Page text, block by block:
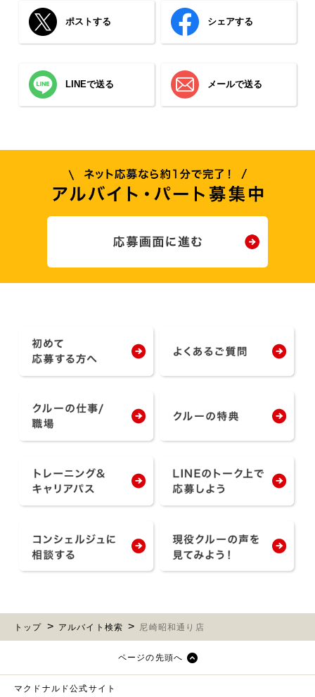
ポストする シェアする
LINEで送る メールで送る
トップ アルバイト検索 尼崎昭和通り店
ページの先頭へ
マクドナルド公式サイト